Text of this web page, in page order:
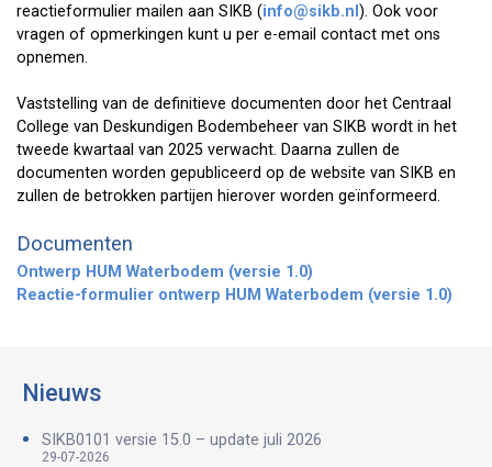
reactieformulier mailen aan SIKB (info@sikb.nl ). Ook voor
vragen of opmerkingen kunt u per e-email contact met ons
opnemen.
Vaststelling van de definitieve documenten door het Centraal
College van Deskundigen Bodembeheer van SIKB wordt in het
tweede kwartaal van 2025 verwacht. Daarna zullen de
documenten worden gepubliceerd op de website van SIKB en
zullen de betrokken partijen hierover worden geïnformeerd.
Documenten
Ontwerp HUM Waterbodem (versie 1.0)
Reactie-formulier ontwerp HUM Waterbodem (versie 1.0)
Nieuws
SIKB0101 versie 15.0 – update juli 2026
29-07-2026